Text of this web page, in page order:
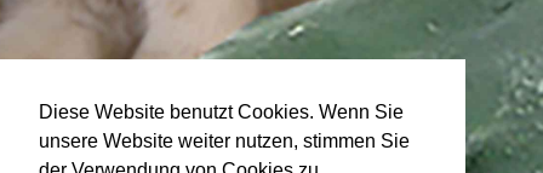
Diese Website benutzt Cookies. Wenn Sie
unsere Website weiter nutzen, stimmen Sie